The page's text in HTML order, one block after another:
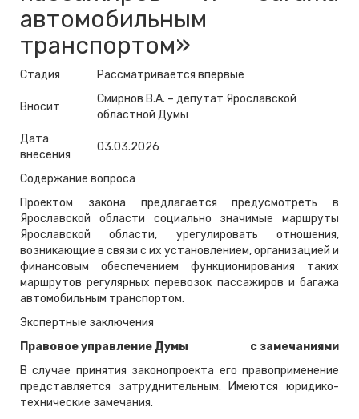
автомобильным
транспортом»
Стадия Рассматривается впервые
Вносит
Смирнов В.А. – депутат Ярославской
областной Думы
Дата
внесения
03.03.2026
Содержание вопроса
Проектом закона предлагается предусмотреть в
Ярославской области социально значимые маршруты
Ярославской области, урегулировать отношения,
возникающие в связи с их установлением, организацией и
финансовым обеспечением функционирования таких
маршрутов регулярных перевозок пассажиров и багажа
автомобильным транспортом.
Экспертные заключения
Правовое управление Думы
с замечаниями
В случае принятия законопроекта его правоприменение
представляется затруднительным. Имеются юридико-
технические замечания.